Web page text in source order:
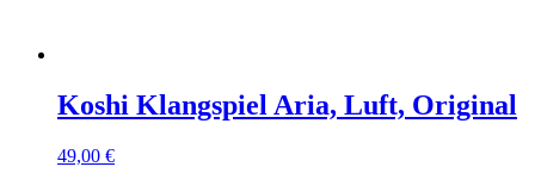
Koshi Klangspiel Aria, Luft, Original
49,00 €